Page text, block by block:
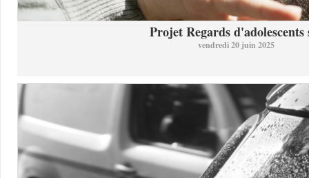
Projet Regards d'adolescents
vendredi 20 juin 2025